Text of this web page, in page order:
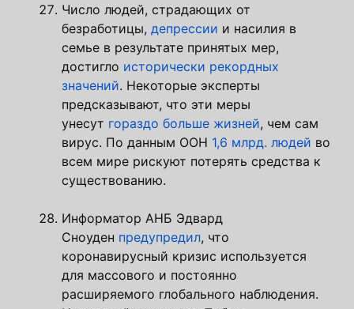
Число людей, страдающих от
безработицы, депрессии и насилия в
семье в результате принятых мер,
достигло исторически рекордных
значений. Некоторые эксперты
предсказывают, что эти меры
унесут гораздо больше жизней, чем сам
вирус. По данным ООН 1,6 млрд. людей во
всем мире рискуют потерять средства к
существованию.
Информатор АНБ Эдвард
Сноуден предупредил, что
коронавирусный кризис используется
для массового и постоянно
расширяемого глобального наблюдения.